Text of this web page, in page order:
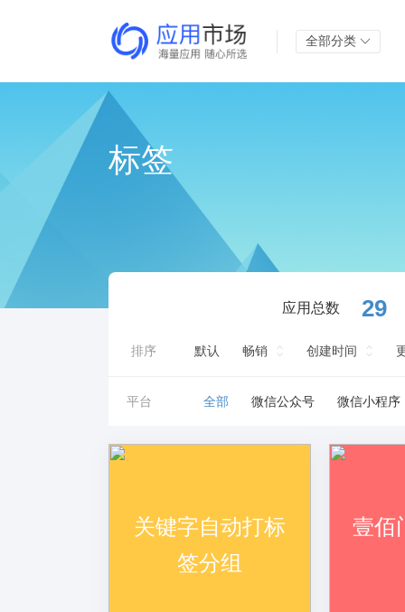
全部分类
标签
应用总数 29
排序 默认 畅销 创建时间
平台 全部 微信公众号 微信小程序